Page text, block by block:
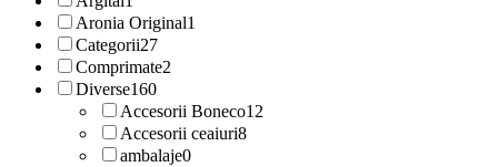
Aronia Original1
Categorii27
Comprimate2
Diverse160
Accesorii Boneco12
Accesorii ceaiuri8
ambalaje0